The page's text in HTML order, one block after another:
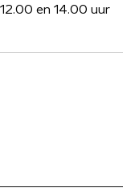
en 14.00 uur